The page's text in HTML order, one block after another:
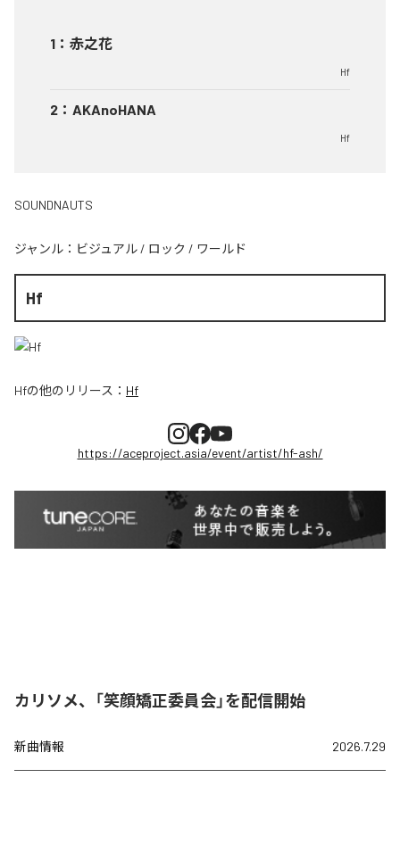
1 ： 赤之花
Hf
2 ： AKAnoHANA
Hf
SOUNDNAUTS
ジャンル： ビジュアル / ロック / ワールド
Hf
Hfの他のリリース： Hf
https://aceproject.asia/event/artist/hf-ash/
カリソメ、「笑顔矯正委員会」を配信開始
新曲情報 2026.7.29